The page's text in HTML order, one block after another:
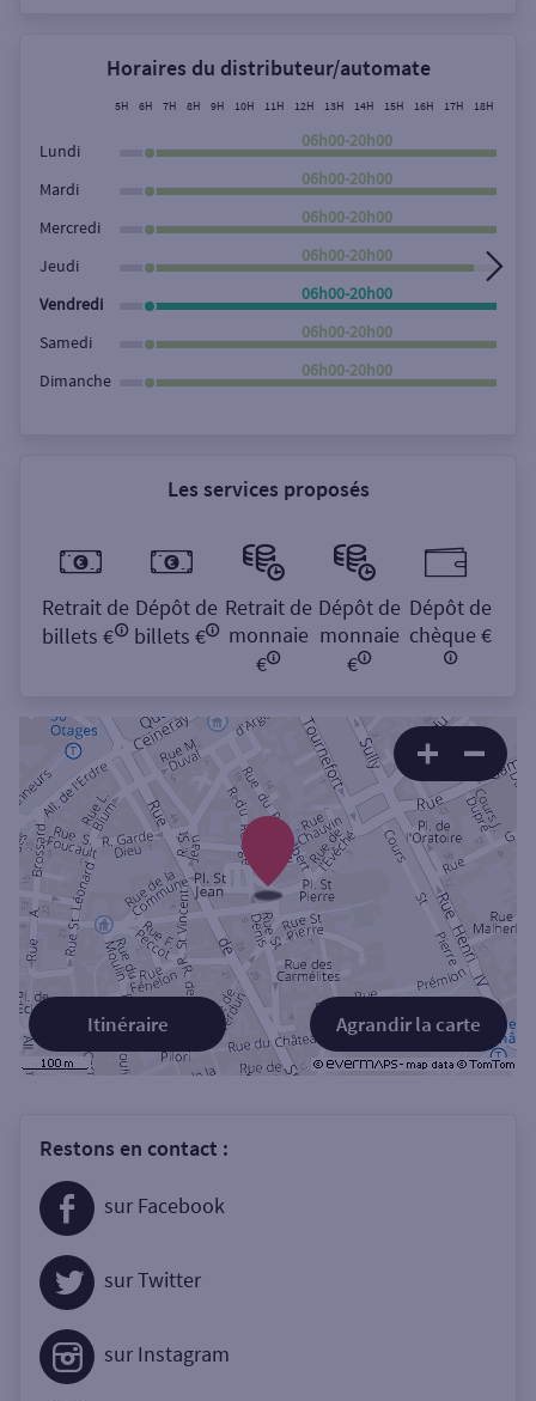
Rue
Rechercher
Horaires du distributeur/automate
5H 6H 7H 8H 9H 10H 11H 12H 13H 14H 15H 16H 17H 18H
Lundi
06h00-20h00
Mardi
06h00-20h00
Mercredi
06h00-20h00
Jeudi
06h00-20h00
Vendredi
06h00-20h00
Samedi
06h00-20h00
Dimanche
06h00-20h00
Les services proposés
Retrait de
billets €
Dépôt de
billets €
Retrait de
monnaie
€
Dépôt de
monnaie
€
Dépôt de
chèque €
Agrandir la carte
Itinéraire
Restons en contact :
sur Facebook
sur Twitter
sur Instagram